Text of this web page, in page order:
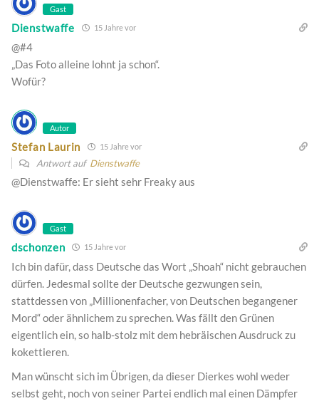
Gast
Dienstwaffe 15 Jahre vor
@#4
„Das Foto alleine lohnt ja schon“.
Wofür?
Autor
Stefan Laurin 15 Jahre vor
Antwort auf Dienstwaffe
@Dienstwaffe: Er sieht sehr Freaky aus
Gast
dschonzen 15 Jahre vor
Ich bin dafür, dass Deutsche das Wort „Shoah“ nicht gebrauchen
dürfen. Jedesmal sollte der Deutsche gezwungen sein,
stattdessen von „Millionenfacher, von Deutschen begangener
Mord“ oder ähnlichem zu sprechen. Was fällt den Grünen
eigentlich ein, so halb-stolz mit dem hebräischen Ausdruck zu
kokettieren.
Man wünscht sich im Übrigen, da dieser Dierkes wohl weder
selbst geht, noch von seiner Partei endlich mal einen Dämpfer